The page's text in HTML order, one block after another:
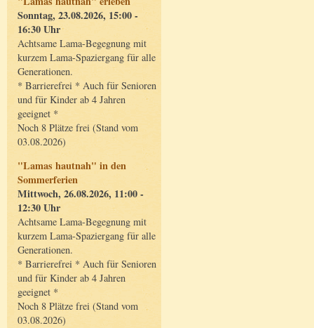
Sonntag, 23.08.2026, 15:00 -
16:30 Uhr
Achtsame Lama-Begegnung mit
kurzem Lama-Spaziergang für alle
Generationen.
* Barrierefrei * Auch für Senioren
und für Kinder ab 4 Jahren
geeignet *
Noch 8 Plätze frei (Stand vom
03.08.2026)
"Lamas hautnah" in den
Sommerferien
Mittwoch, 26.08.2026, 11:00 -
12:30 Uhr
Achtsame Lama-Begegnung mit
kurzem Lama-Spaziergang für alle
Generationen.
* Barrierefrei * Auch für Senioren
und für Kinder ab 4 Jahren
geeignet *
Noch 8 Plätze frei (Stand vom
03.08.2026)